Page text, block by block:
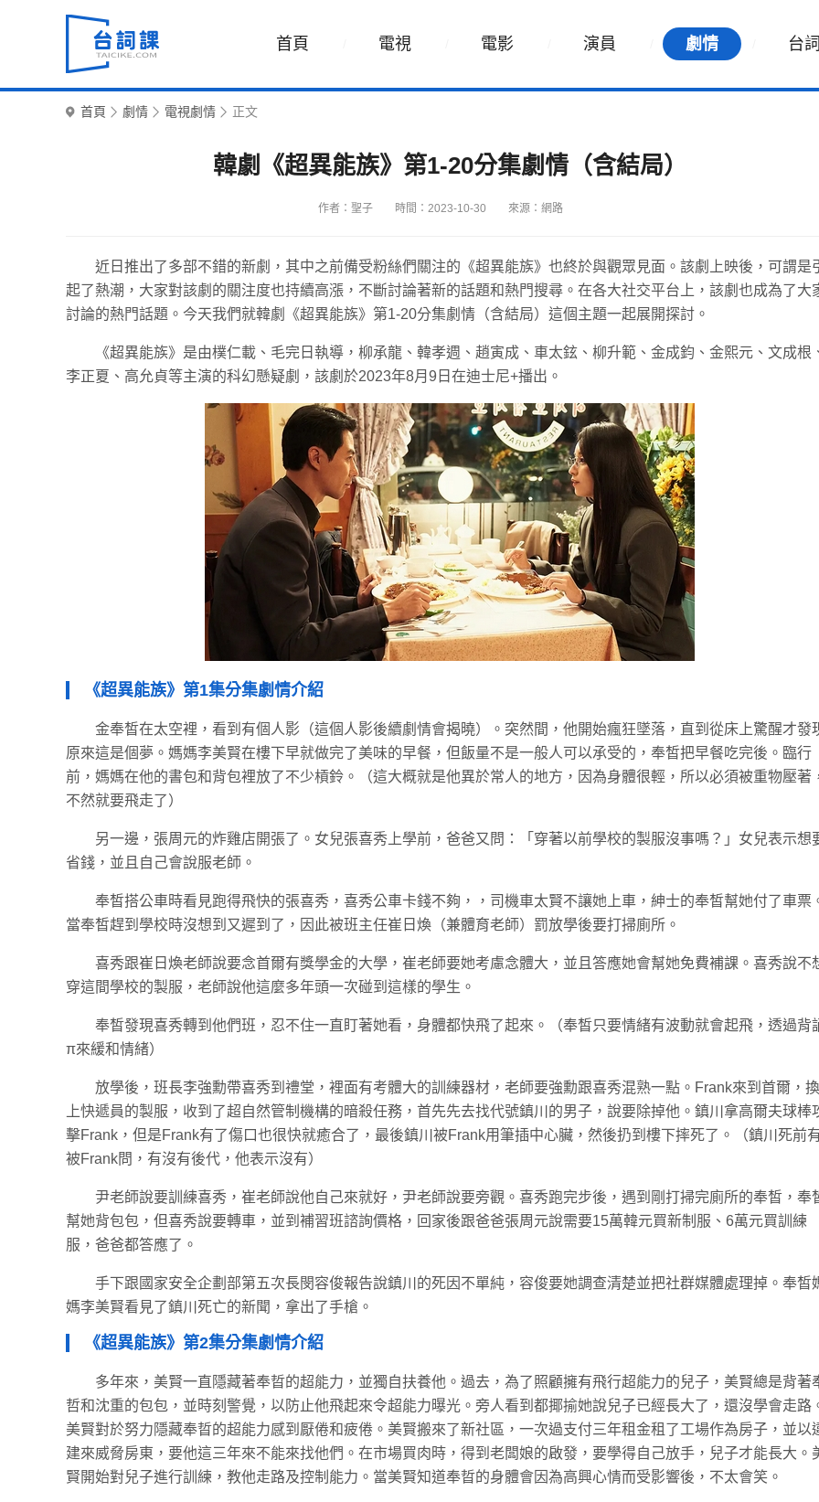
首頁 電視 電影 演員 劇情 台詞
首頁 劇情 電視劇情 正文
韓劇《超異能族》第1-20分集劇情（含結局）
作者：聖子 時間：2023-10-30 來源：網路
近日推出了多部不錯的新劇，其中之前備受粉絲們關注的《超異能族》也終於與觀眾見面。該劇上映後，可謂是引
起了熱潮，大家對該劇的關注度也持續高漲，不斷討論著新的話題和熱門搜尋。在各大社交平台上，該劇也成為了大
討論的熱門話題。今天我們就韓劇《超異能族》第1-20分集劇情（含結局）這個主題一起展開探討。
《超異能族》是由樸仁載、毛完日執導，柳承龍、韓孝週、趙寅成、車太鉉、柳升範、金成鈞、金熙元、文成根
李正夏、高允貞等主演的科幻懸疑劇，該劇於2023年8月9日在迪士尼+播出。
《超異能族》第1集分集劇情介紹
金奉皙在太空裡，看到有個人影（這個人影後續劇情會揭曉）。突然間，他開始瘋狂墜落，直到從床上驚醒才發
原來這是個夢。媽媽李美賢在樓下早就做完了美味的早餐，但飯量不是一般人可以承受的，奉皙把早餐吃完後。臨行
前，媽媽在他的書包和背包裡放了不少槓鈴。（這大概就是他異於常人的地方，因為身體很輕，所以必須被重物壓著
不然就要飛走了）
另一邊，張周元的炸雞店開張了。女兒張喜秀上學前，爸爸又問：「穿著以前學校的製服沒事嗎？」女兒表示想
省錢，並且自己會說服老師。
奉皙搭公車時看見跑得飛快的張喜秀，喜秀公車卡錢不夠，，司機車太賢不讓她上車，紳士的奉皙幫她付了車票
當奉皙趕到學校時沒想到又遲到了，因此被班主任崔日煥（兼體育老師）罰放學後要打掃廁所。
喜秀跟崔日煥老師說要念首爾有獎學金的大學，崔老師要她考慮念體大，並且答應她會幫她免費補課。喜秀說不
穿這間學校的製服，老師說他這麼多年頭一次碰到這樣的學生。
奉皙發現喜秀轉到他們班，忍不住一直盯著她看，身體都快飛了起來。（奉皙只要情緒有波動就會起飛，透過背
π來緩和情緒）
放學後，班長李強勳帶喜秀到禮堂，裡面有考體大的訓練器材，老師要強勳跟喜秀混熟一點。Frank來到首爾，換
上快遞員的製服，收到了超自然管制機構的暗殺任務，首先先去找代號鎮川的男子，說要除掉他。鎮川拿高爾夫球棒
擊Frank，但是Frank有了傷口也很快就癒合了，最後鎮川被Frank用筆插中心臟，然後扔到樓下摔死了。（鎮川死前
被Frank問，有沒有後代，他表示沒有）
尹老師說要訓練喜秀，崔老師說他自己來就好，尹老師說要旁觀。喜秀跑完步後，遇到剛打掃完廁所的奉皙，奉
幫她背包包，但喜秀說要轉車，並到補習班諮詢價格，回家後跟爸爸張周元說需要15萬韓元買新制服、6萬元買訓練
服，爸爸都答應了。
手下跟國家安全企劃部第五次長閔容俊報告說鎮川的死因不單純，容俊要她調查清楚並把社群媒體處理掉。奉皙
媽李美賢看見了鎮川死亡的新聞，拿出了手槍。
《超異能族》第2集分集劇情介紹
多年來，美賢一直隱藏著奉晢的超能力，並獨自扶養他。過去，為了照顧擁有飛行超能力的兒子，美賢總是背著
哲和沈重的包包，並時刻警覺，以防止他飛起來令超能力曝光。旁人看到都揶揄她說兒子已經長大了，還沒學會走路
美賢對於努力隱藏奉晢的超能力感到厭倦和疲倦。美賢搬來了新社區，一次過支付三年租金租了工場作為房子，並以
建來威脅房東，要他這三年來不能來找他們。在市場買肉時，得到老闆娘的啟發，要學得自己放手，兒子才能長大。
賢開始對兒子進行訓練，教他走路及控制能力。當美賢知道奉晢的身體會因為高興心情而受影響後，不太會笑。